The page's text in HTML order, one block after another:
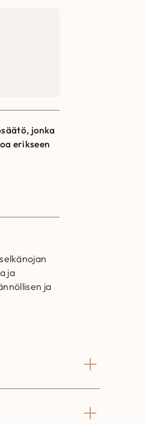
jonka
erikseen
ja
ja